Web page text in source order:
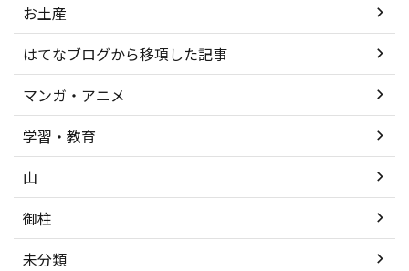
お土産
はてなブログから移項した記事
マンガ・アニメ
学習・教育
山
御柱
未分類